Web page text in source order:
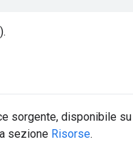
sorgente, disponibile su
sezione Risorse.